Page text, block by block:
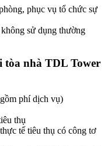
phục vụ tổ chức sự
sử dụng thường
tòa nhà TDL Tower
phí dịch vụ)
thụ
tế tiêu thụ có công tơ